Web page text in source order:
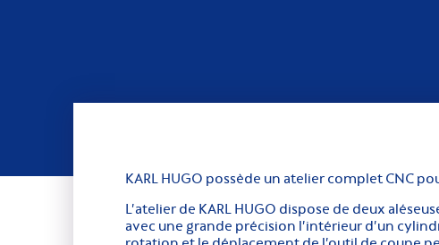
KARL HUGO possède un atelier complet CNC
L’atelier de KARL HUGO dispose de deux
avec une grande précision l’intérieur d’un